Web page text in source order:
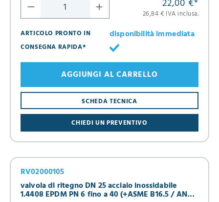
22,00 €*
26,84 € IVA inclusa.
ARTICOLO PRONTO IN
disponibilità immediata
CONSEGNA RAPIDA*
CHIEDI UN PREVENTIVO
SCHEDA TECNICA
AGGIUNGI AL CARRELLO
valvola di ritegno DN 25 acciaio inossidabile
1.4408 EPDM PN 6 fino a 40 (+ASME B16.5 / ANSI
RV02000105